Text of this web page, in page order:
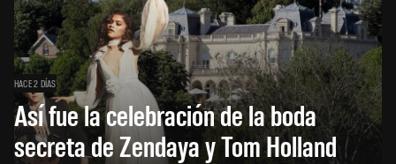
HACE 2 DÍAS
Así fue la celebración de la boda
secreta de Zendaya y Tom Holland